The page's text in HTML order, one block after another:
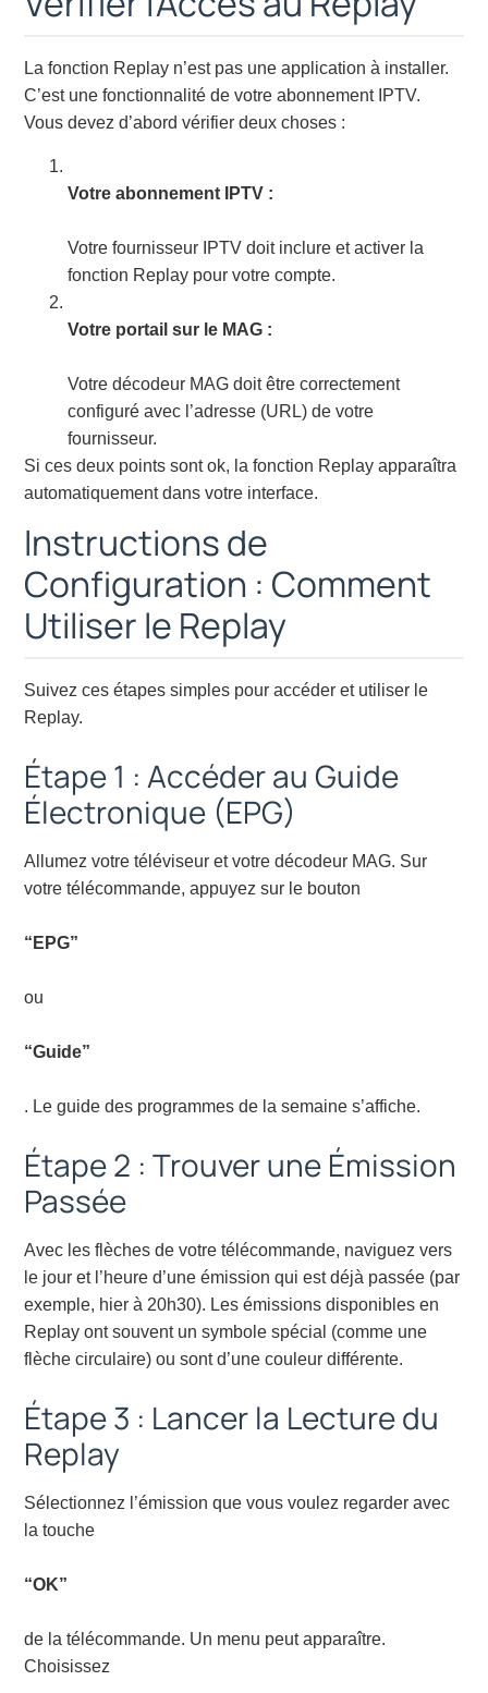
La fonction Replay n’est pas une application à installer.
C’est une fonctionnalité de votre abonnement IPTV.
Vous devez d’abord vérifier deux choses :
Votre abonnement IPTV :
Votre fournisseur IPTV doit inclure et activer la
fonction Replay pour votre compte.
Votre portail sur le MAG :
Votre décodeur MAG doit être correctement
configuré avec l’adresse (URL) de votre
fournisseur.
Si ces deux points sont ok, la fonction Replay apparaîtra
automatiquement dans votre interface.
Instructions de
Configuration : Comment
Utiliser le Replay
Suivez ces étapes simples pour accéder et utiliser le
Replay.
Étape 1 : Accéder au Guide
Électronique (EPG)
Allumez votre téléviseur et votre décodeur MAG. Sur
votre télécommande, appuyez sur le bouton
“EPG”
ou
“Guide”
. Le guide des programmes de la semaine s’affiche.
Étape 2 : Trouver une Émission
Passée
Avec les flèches de votre télécommande, naviguez vers
le jour et l’heure d’une émission qui est déjà passée (par
exemple, hier à 20h30). Les émissions disponibles en
Replay ont souvent un symbole spécial (comme une
flèche circulaire) ou sont d’une couleur différente.
Étape 3 : Lancer la Lecture du
Replay
Sélectionnez l’émission que vous voulez regarder avec
la touche
“OK”
de la télécommande. Un menu peut apparaître.
Choisissez